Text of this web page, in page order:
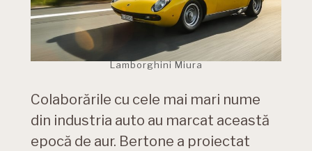
Lamborghini Miura
Colaborările cu cele mai mari nume
din industria auto au marcat această
epocă de aur. Bertone a proiectat